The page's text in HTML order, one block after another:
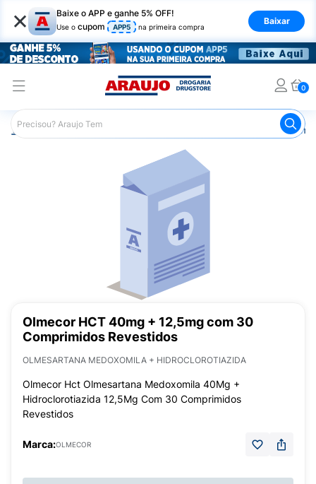
× Baixe o APP e ganhe 5% OFF!
Use o cupom APP5 na primeira compra
Baixar
0
Araujo Medicamentos
Olmecor HCT 40mg + 12,5mg com 30
Comprimidos Revestidos
OLMESARTANA MEDOXOMILA + HIDROCLOROTIAZIDA
Olmecor Hct Olmesartana Medoxomila 40Mg +
Hidroclorotiazida 12,5Mg Com 30 Comprimidos
Revestidos
Marca:OLMECOR